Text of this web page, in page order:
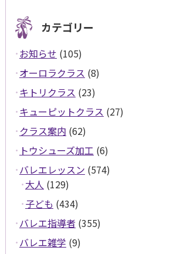
カテゴリー
お知らせ (105)
オーロラクラス (8)
キトリクラス (23)
キューピットクラス (27)
クラス案内 (62)
トウシューズ加工 (6)
バレエレッスン (574)
大人 (129)
子ども (434)
バレエ指導者 (355)
バレエ雑学 (9)